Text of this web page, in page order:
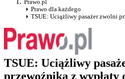
Prawo.pl
Prawo dla każdego
TSUE: Uciążliwy pasażer zwolni
TSUE: Uciążliwy
przewoźnika z wypłaty